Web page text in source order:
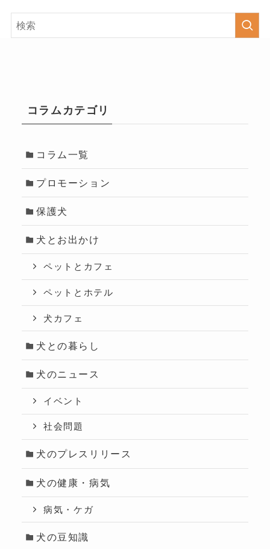
コラムカテゴリ
コラム一覧
プロモーション
保護犬
犬とお出かけ
ペットとカフェ
ペットとホテル
犬カフェ
犬との暮らし
犬のニュース
イベント
社会問題
犬のプレスリリース
犬の健康・病気
病気・ケガ
犬の豆知識